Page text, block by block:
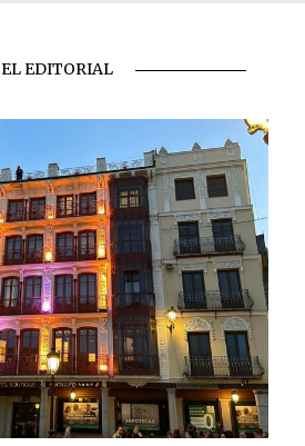
EL EDITORIAL